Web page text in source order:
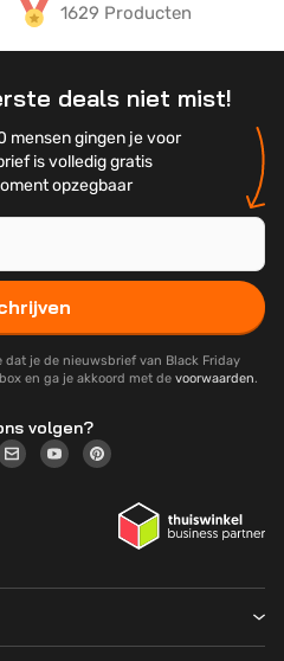
1629 Producten
deals niet mist!
mensen gingen je voor
is volledig gratis
opzegbaar
je de nieuwsbrief van Black Friday
en ga je akkoord met de voorwaarden.
volgen?